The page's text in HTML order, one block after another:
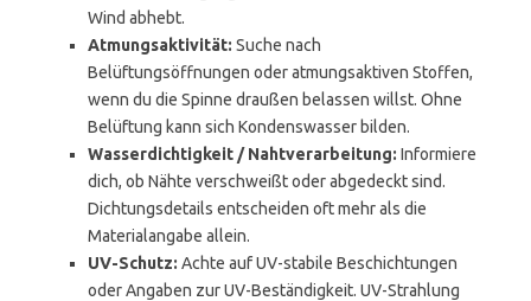
Wind abhebt.
Atmungsaktivität: Suche nach
Belüftungsöffnungen oder atmungsaktiven Stoffen,
wenn du die Spinne draußen belassen willst. Ohne
Belüftung kann sich Kondenswasser bilden.
Wasserdichtigkeit / Nahtverarbeitung: Informiere
dich, ob Nähte verschweißt oder abgedeckt sind.
Dichtungsdetails entscheiden oft mehr als die
Materialangabe allein.
UV-Schutz: Achte auf UV-stabile Beschichtungen
oder Angaben zur UV-Beständigkeit. UV-Strahlung